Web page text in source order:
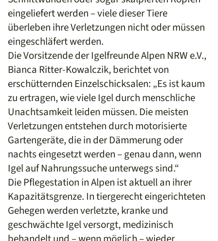
eingeliefert werden – viele dieser Tiere
überleben ihre Verletzungen nicht oder müssen
eingeschläfert werden.
Die Vorsitzende der Igelfreunde Alpen NRW e.V.,
Bianca Ritter-Kowalczik, berichtet von
erschütternden Einzelschicksalen: „Es ist kaum
zu ertragen, wie viele Igel durch menschliche
Unachtsamkeit leiden müssen. Die meisten
Verletzungen entstehen durch motorisierte
Gartengeräte, die in der Dämmerung oder
nachts eingesetzt werden – genau dann, wenn
Igel auf Nahrungssuche unterwegs sind.“
Die Pflegestation in Alpen ist aktuell an ihrer
Kapazitätsgrenze. In tiergerecht eingerichteten
Gehegen werden verletzte, kranke und
geschwächte Igel versorgt, medizinisch